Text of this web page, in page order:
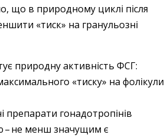
що в природному циклі після
«тиск» на гранульозні
природну активність ФСГ:
«тиску» на фолікули
препарати гонадотропінів
– ​не менш значущим є